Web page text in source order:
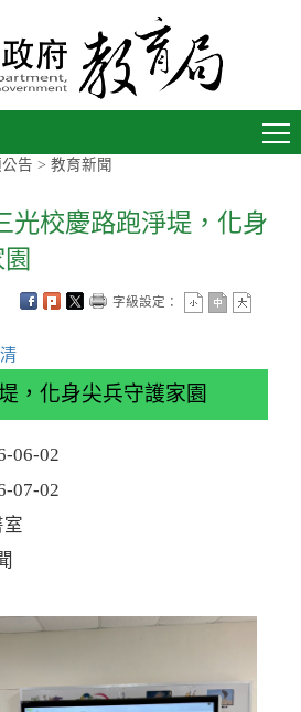
告 > 教育新聞
光校慶路跑淨堤，化身
字級設定：
，化身尖兵守護家園
06-02
07-02
室